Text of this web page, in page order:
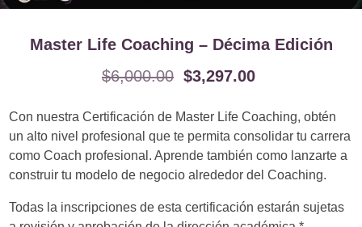
Master Life Coaching – Décima Edición
$6,000.00 $3,297.00
Con nuestra Certificación de Master Life Coaching, obtén
un alto nivel profesional que te permita consolidar tu carrera
como Coach profesional. Aprende también como lanzarte a
construir tu modelo de negocio alrededor del Coaching.
Todas la inscripciones de esta certificación estarán sujetas